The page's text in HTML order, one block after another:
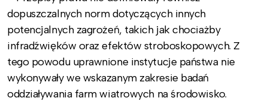
dopuszczalnych norm dotyczących innych
potencjalnych zagrożeń, takich jak chociażby
infradźwięków oraz efektów stroboskopowych. Z
tego powodu uprawnione instytucje państwa nie
wykonywały we wskazanym zakresie badań
oddziaływania farm wiatrowych na środowisko.